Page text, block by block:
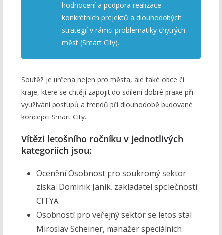
hodnocení a podpora realizace
konkrétních projektů a dlouhodobých
strategií v rámci problematiky chytrých
měst (Smart City).
Soutěž je určena nejen pro města, ale také obce či
kraje, které se chtějí zapojit do sdílení dobré praxe při
využívání postupů a trendů při dlouhodobě budované
koncepci Smart City.
Vítězi letošního ročníku v jednotlivých
kategoriích jsou:
Ocenění Osobnost pro soukromý sektor
získal Dominik Janík, zakladatel společnosti
CITYA.
Osobností pro veřejný sektor se letos stal
Miroslav Scheiner, manažer speciálních